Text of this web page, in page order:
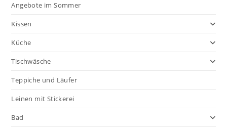
Angebote im Sommer
Kissen
Küche
Tischwäsche
Teppiche und Läufer
Leinen mit Stickerei
Bad